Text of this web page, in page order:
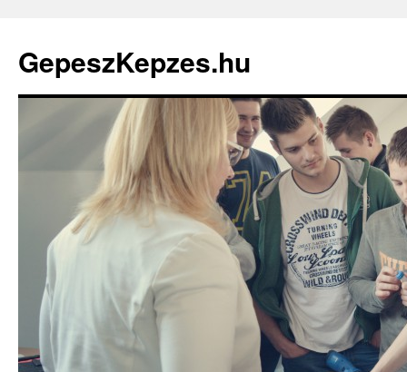
GepeszKepzes.hu